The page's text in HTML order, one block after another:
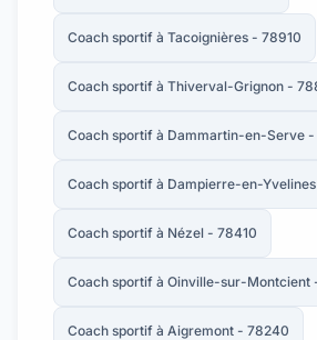
Coach sportif à Tacoignières - 78910
Coach sportif à Thiverval-Grignon -
Coach sportif à Dammartin-en-Serve -
Coach sportif à Dampierre-en-
Coach sportif à Nézel - 78410
Coach sportif à Oinville-sur-Montcient
Coach sportif à Aigremont - 78240